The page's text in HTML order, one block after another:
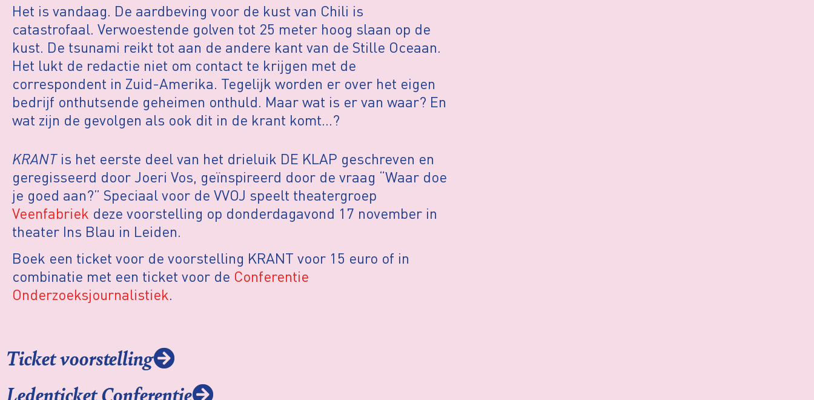
Het is vandaag. De aardbeving voor de kust van Chili is
catastrofaal. Verwoestende golven tot 25 meter hoog slaan op de
kust. De tsunami reikt tot aan de andere kant van de Stille Oceaan.
Het lukt de redactie niet om contact te krijgen met de
correspondent in Zuid-Amerika. Tegelijk worden er over het eigen
bedrijf onthutsende geheimen onthuld. Maar wat is er van waar? En
wat zijn de gevolgen als ook dit in de krant komt…?
KRANTis het eerste deel van het drieluik DE KLAP geschreven en
geregisseerd door Joeri Vos, geïnspireerd door de vraag “Waar doe
je goed aan?” Speciaal voor de VVOJ speelt theatergroep
Veenfabriek deze voorstelling op donderdagavond 17 november in
theater Ins Blau in Leiden.
Boek een ticket voor de voorstelling KRANT voor 15 euro of in
combinatie met een ticket voor de Conferentie
Onderzoeksjournalistiek.
Ticket voorstelling
Ledenticket Conferentie